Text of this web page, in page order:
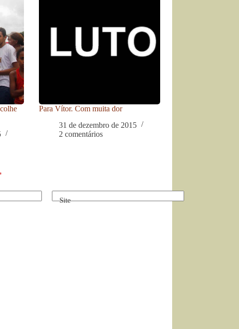
Para Vítor. Com muita dor
31 de dezembro de 2015
2 comentários
Site